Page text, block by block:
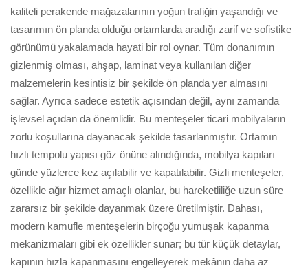
kaliteli perakende mağazalarının yoğun trafiğin yaşandığı ve
tasarımın ön planda olduğu ortamlarda aradığı zarif ve sofistike
görünümü yakalamada hayati bir rol oynar. Tüm donanımın
gizlenmiş olması, ahşap, laminat veya kullanılan diğer
malzemelerin kesintisiz bir şekilde ön planda yer almasını
sağlar. Ayrıca sadece estetik açısından değil, aynı zamanda
işlevsel açıdan da önemlidir. Bu menteşeler ticari mobilyaların
zorlu koşullarına dayanacak şekilde tasarlanmıştır. Ortamın
hızlı tempolu yapısı göz önüne alındığında, mobilya kapıları
günde yüzlerce kez açılabilir ve kapatılabilir. Gizli menteşeler,
özellikle ağır hizmet amaçlı olanlar, bu hareketliliğe uzun süre
zararsız bir şekilde dayanmak üzere üretilmiştir. Dahası,
modern kamufle menteşelerin birçoğu yumuşak kapanma
mekanizmaları gibi ek özellikler sunar; bu tür küçük detaylar,
kapının hızla kapanmasını engelleyerek mekânın daha az